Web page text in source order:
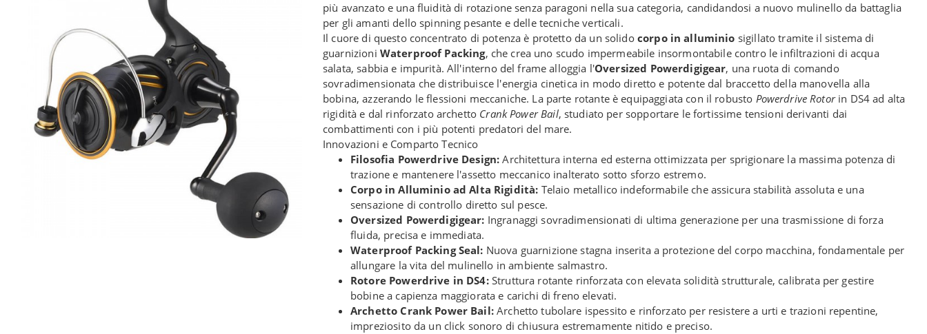
più avanzato e una fluidità di rotazione senza paragoni nella sua categoria, candidandosi a nuovo mulinello da battaglia
per gli amanti dello spinning pesante e delle tecniche verticali.
Il cuore di questo concentrato di potenza è protetto da un solido corpo in alluminio sigillato tramite il sistema di
guarnizioni Waterproof Packing, che crea uno scudo impermeabile insormontabile contro le infiltrazioni di acqua
salata, sabbia e impurità. All'interno del frame alloggia l'Oversized Powerdigigear, una ruota di comando
sovradimensionata che distribuisce l'energia cinetica in modo diretto e potente dal braccetto della manovella alla
bobina, azzerando le flessioni meccaniche. La parte rotante è equipaggiata con il robusto Powerdrive Rotorin DS4 ad alta
rigidità e dal rinforzato archetto Crank Power Bail, studiato per sopportare le fortissime tensioni derivanti dai
combattimenti con i più potenti predatori del mare.
Innovazioni e Comparto Tecnico
Filosofia Powerdrive Design: Architettura interna ed esterna ottimizzata per sprigionare la massima potenza di
trazione e mantenere l'assetto meccanico inalterato sotto sforzo estremo.
Corpo in Alluminio ad Alta Rigidità: Telaio metallico indeformabile che assicura stabilità assoluta e una
sensazione di controllo diretto sul pesce.
Oversized Powerdigigear: Ingranaggi sovradimensionati di ultima generazione per una trasmissione di forza
fluida, precisa e immediata.
Waterproof Packing Seal: Nuova guarnizione stagna inserita a protezione del corpo macchina, fondamentale per
allungare la vita del mulinello in ambiente salmastro.
Rotore Powerdrive in DS4:Struttura rotante rinforzata con elevata solidità strutturale, calibrata per gestire
bobine a capienza maggiorata e carichi di freno elevati.
Archetto Crank Power Bail:Archetto tubolare ispessito e rinforzato per resistere a urti e trazioni repentine,
impreziosito da un click sonoro di chiusura estremamente nitido e preciso.